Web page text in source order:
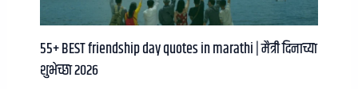
55+ BEST friendship day quotes in marathi | मैत्री दिनाच्या
शुभेच्छा २०२६